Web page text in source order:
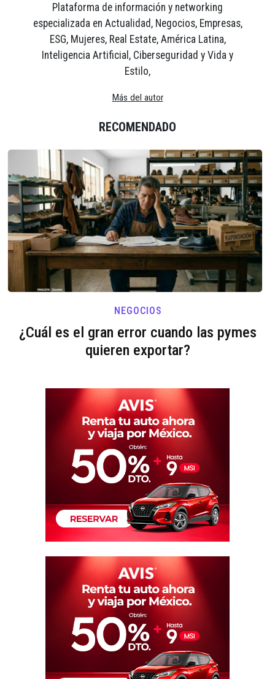
Plataforma de información y networking
especializada en Actualidad, Negocios, Empresas,
ESG, Mujeres, Real Estate, América Latina,
Inteligencia Artificial, Ciberseguridad y Vida y
Estilo,
Más del autor
RECOMENDADO
NEGOCIOS
¿Cuál es el gran error cuando las pymes
quieren exportar?